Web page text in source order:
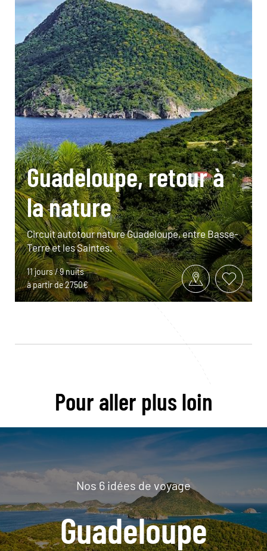
Guadeloupe, retour à
la nature
Circuit autotour nature Guadeloupe, entre Basse-
Terre et les Saintes.
11 jours / 9 nuits
à partir de 2750€
Pour aller plus loin
Nos 6 idées de voyage
Guadeloupe